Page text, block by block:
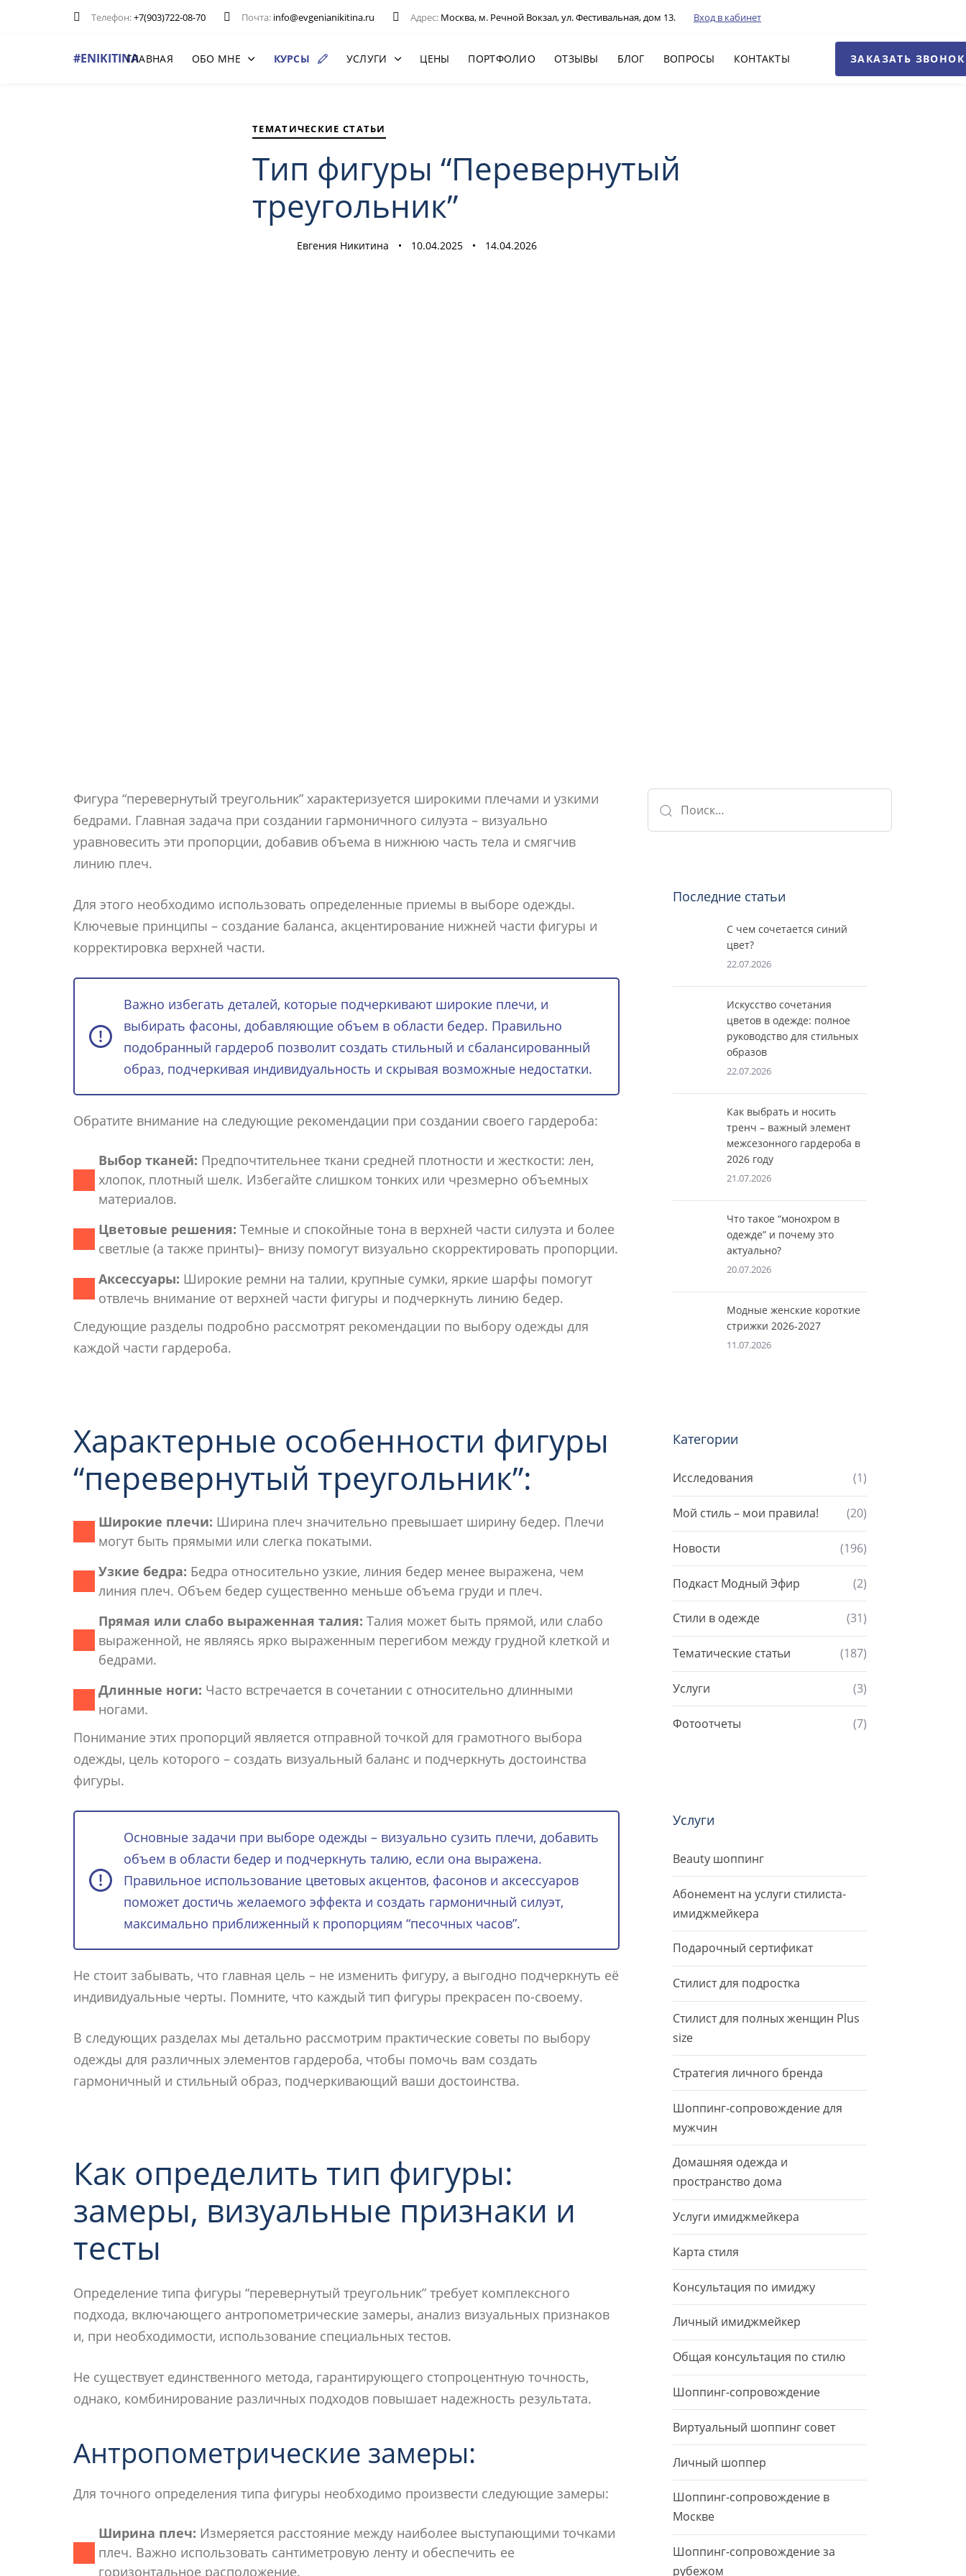
Телефон:+7(903)722-08-70 Почта: info@evgenianikitina.ru Адрес: Москва, м. Речной Вокзал, ул. Фестивальная, дом 13. Вход в кабинет
#ENIKITINAГЛАВНАЯ ОБО МНЕ КУРСЫ УСЛУГИ ЦЕНЫ ПОРТФОЛИО ОТЗЫВЫ БЛОГ ВОПРОСЫ КОНТАКТЫ ЗАКАЗАТЬ ЗВОНОК
ТЕМАТИЧЕСКИЕ СТАТЬИ
Тип фигуры “Перевернутый
треугольник”
Евгения Никитина 10.04.2025 14.04.2026
Фигура “перевернутый треугольник” характеризуется широкими плечами и узкими
бедрами. Главная задача при создании гармоничного силуэта – визуально
уравновесить эти пропорции, добавив объема в нижнюю часть тела и смягчив
линию плеч.
Для этого необходимо использовать определенные приемы в выборе одежды.
Ключевые принципы – создание баланса, акцентирование нижней части фигуры и
корректировка верхней части.
Важно избегать деталей, которые подчеркивают широкие плечи, и
выбирать фасоны, добавляющие объем в области бедер. Правильно
подобранный гардероб позволит создать стильный и сбалансированный
образ, подчеркивая индивидуальность и скрывая возможные недостатки.
Обратите внимание на следующие рекомендации при создании своего гардероба:
Выбор тканей: Предпочтительнее ткани средней плотности и жесткости: лен,
хлопок, плотный шелк. Избегайте слишком тонких или чрезмерно объемных
материалов.
Цветовые решения: Темные и спокойные тона в верхней части силуэта и более
светлые (а также принты)– внизу помогут визуально скорректировать пропорции.
Аксессуары: Широкие ремни на талии, крупные сумки, яркие шарфы помогут
отвлечь внимание от верхней части фигуры и подчеркнуть линию бедер.
Следующие разделы подробно рассмотрят рекомендации по выбору одежды для
каждой части гардероба.
Характерные особенности фигуры
“перевернутый треугольник”:
Широкие плечи: Ширина плеч значительно превышает ширину бедер. Плечи
могут быть прямыми или слегка покатыми.
Узкие бедра: Бедра относительно узкие, линия бедер менее выражена, чем
линия плеч. Объем бедер существенно меньше объема груди и плеч.
Прямая или слабо выраженная талия: Талия может быть прямой, или слабо
выраженной, не являясь ярко выраженным перегибом между грудной клеткой и
бедрами.
Длинные ноги: Часто встречается в сочетании с относительно длинными
ногами.
Понимание этих пропорций является отправной точкой для грамотного выбора
одежды, цель которого – создать визуальный баланс и подчеркнуть достоинства
фигуры.
Основные задачи при выборе одежды – визуально сузить плечи, добавить
объем в области бедер и подчеркнуть талию, если она выражена.
Правильное использование цветовых акцентов, фасонов и аксессуаров
поможет достичь желаемого эффекта и создать гармоничный силуэт,
максимально приближенный к пропорциям “песочных часов”.
Не стоит забывать, что главная цель – не изменить фигуру, а выгодно подчеркнуть её
индивидуальные черты. Помните, что каждый тип фигуры прекрасен по-своему.
В следующих разделах мы детально рассмотрим практические советы по выбору
одежды для различных элементов гардероба, чтобы помочь вам создать
гармоничный и стильный образ, подчеркивающий ваши достоинства.
Как определить тип фигуры:
замеры, визуальные признаки и
тесты
Определение типа фигуры “перевернутый треугольник” требует комплексного
подхода, включающего антропометрические замеры, анализ визуальных признаков
и, при необходимости, использование специальных тестов.
Не существует единственного метода, гарантирующего стопроцентную точность,
однако, комбинирование различных подходов повышает надежность результата.
Антропометрические замеры:
Для точного определения типа фигуры необходимо произвести следующие замеры:
Ширина плеч: Измеряется расстояние между наиболее выступающими точками
плеч. Важно использовать сантиметровую ленту и обеспечить ее
горизонтальное расположение.
Последние статьи
С чем сочетается синий
цвет?
22.07.2026
Искусство сочетания
цветов в одежде: полное
руководство для стильных
образов
22.07.2026
Как выбрать и носить
тренч – важный элемент
межсезонного гардероба в
2026 году
21.07.2026
Что такое “монохром в
одежде” и почему это
актуально?
20.07.2026
Модные женские короткие
стрижки 2026-2027
11.07.2026
Категории
Исследования (1)
Мой стиль – мои правила! (20)
Новости (196)
Подкаст Модный Эфир (2)
Стили в одежде (31)
Тематические статьи (187)
Услуги (3)
Фотоотчеты (7)
Услуги
Beauty шоппинг
Абонемент на услуги стилиста-
имиджмейкера
Подарочный сертификат
Стилист для подростка
Стилист для полных женщин Plus
size
Стратегия личного бренда
Шоппинг-сопровождение для
мужчин
Домашняя одежда и
пространство дома
Услуги имиджмейкера
Карта стиля
Консультация по имиджу
Личный имиджмейкер
Общая консультация по стилю
Шоппинг-сопровождение
Виртуальный шоппинг совет
Личный шоппер
Шоппинг-сопровождение в
Москве
Шоппинг-сопровождение за
рубежом